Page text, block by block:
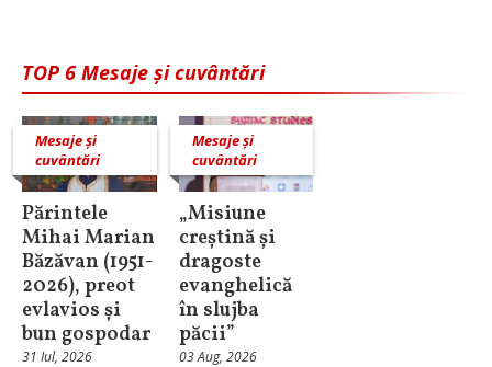
TOP 6 Mesaje și cuvântări
Mesaje și
cuvântări
Părintele
Mihai Marian
Băzăvan (1951-
2026), preot
evlavios și
bun gospodar
31 Iul, 2026
Mesaje și
cuvântări
„Misiune
creștină și
dragoste
evanghelică
în slujba
păcii”
03 Aug, 2026